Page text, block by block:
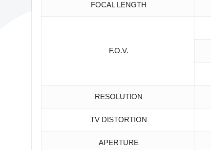
FOCAL LENGTH
F.O.V.
RESOLUTION
TV DISTORTION
APERTURE